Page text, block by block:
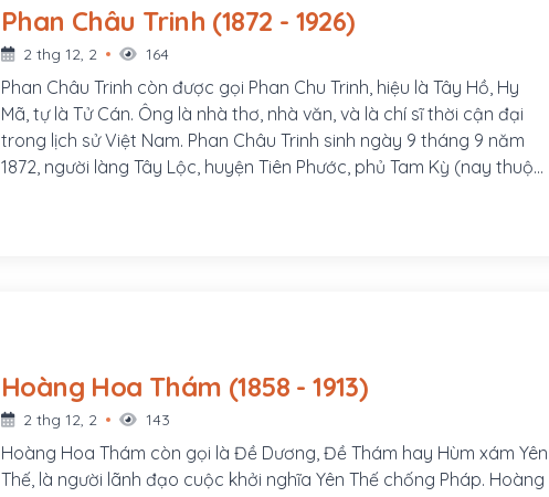
Phan Châu Trinh (1872 - 1926)
2 thg 12, 2 164
Phan Châu Trinh còn được gọi Phan Chu Trinh, hiệu là Tây Hồ, Hy
Mã, tự là Tử Cán. Ông là nhà thơ, nhà văn, và là chí sĩ thời cận đại
trong lịch sử Việt Nam. Phan Châu Trinh sinh ngày 9 tháng 9 năm
1872, người làng Tây Lộc, huyện Tiên Phước, phủ Tam Kỳ (nay thuộc
Hoàng Hoa Thám (1858 - 1913)
2 thg 12, 2 143
Hoàng Hoa Thám còn gọi là Đề Dương, Đề Thám hay Hùm xám Yên
Thế, là người lãnh đạo cuộc khởi nghĩa Yên Thế chống Pháp. Hoàng